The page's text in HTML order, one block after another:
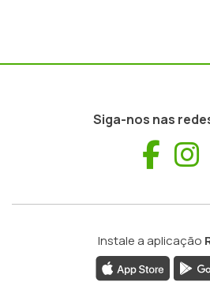
Siga-nos nas
Instale a aplicação